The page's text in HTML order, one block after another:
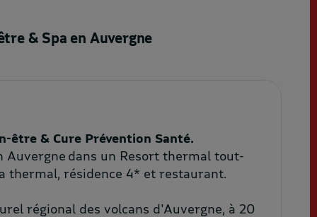
& Spa en Auvergne
être & Cure Prévention Santé.
Auvergne dans un Resort thermal tout-
thermal, résidence 4* et restaurant.
régional des volcans d'Auvergne, à 20